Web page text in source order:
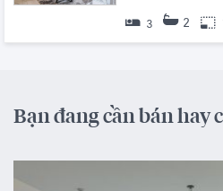
3 2
Bạn đang cần bán hay